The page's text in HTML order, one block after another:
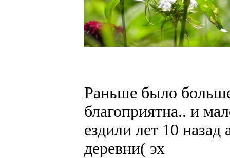
Раньше было
благоприятна.. и
ездили лет 10
деревни( эх